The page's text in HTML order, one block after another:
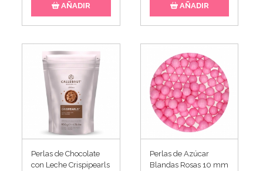
AÑADIR AÑADIR
Perlas de Chocolate
con Leche Crispipearls
Perlas de Azúcar
Blandas Rosas 10 mm